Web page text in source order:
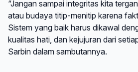
“Jangan sampai integritas kita
atau budaya titip-menitip karena
Sistem yang baik harus dikawal
kualitas hati, dan kejujuran dari
Sarbin dalam sambutannya.